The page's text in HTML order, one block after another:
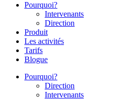
Pourquoi?
Intervenants
Direction
Produit
Les activités
Tarifs
Blogue
Pourquoi?
Direction
Intervenants